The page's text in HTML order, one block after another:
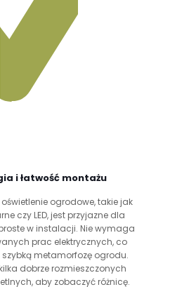
i łatwość montażu
ogrodowe, takie jak
czy LED, jest przyjazne dla
w instalacji. Nie wymaga
prac elektrycznych, co
metamorfozę ogrodu.
dobrze rozmieszczonych
aby zobaczyć różnicę.